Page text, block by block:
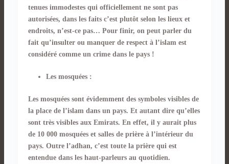
tenues immodestes qui officiellement ne sont pas
autorisées, dans les faits c’est plutôt selon les lieux et
endroits, n’est-ce pas… Pour finir, on peut parler du
fait qu’insulter ou manquer de respect à l’islam est
considéré comme un crime dans le pays !
Les mosquées :
Les mosquées sont évidemment des symboles visibles de
la place de l’islam dans un pays. Et autant dire qu’elles
sont très visibles aux Emirats. En effet, il y aurait plus
de 10 000 mosquées et salles de prière à l’intérieur du
pays. Outre l’adhan, c’est toute la prière qui est
entendue dans les haut-parleurs au quotidien.